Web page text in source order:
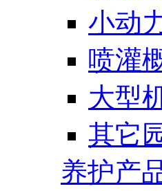
小动
喷灌
大型
其它
养护产